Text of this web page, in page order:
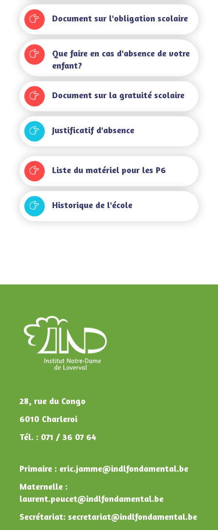
Document sur l'obligation scolaire
Que faire en cas d'absence de votre
enfant?
Document sur la gratuité scolaire
Justificatif d'absence
Liste du matériel pour les P6
Historique de l'école
28, rue du Congo
6010 Charleroi
Tél. : 071 / 36 07 64
Primaire : eric.jamme@indlfondamental.be
Maternelle :
laurent.poucet@indlfondamental.be
Secrétariat: secretariat@indlfondamental.be